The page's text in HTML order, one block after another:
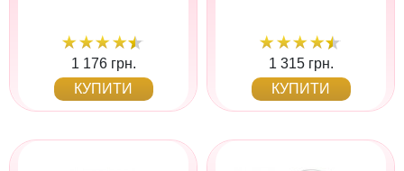
1 176 грн.
КУПИТИ
1 315 грн.
КУПИТИ